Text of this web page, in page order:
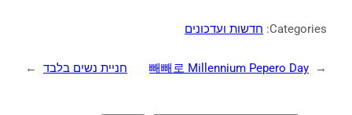
Categories: חדשות ועדכונים
←
빼빼로 Millennium Pepero Day חניית נשים בלבד →